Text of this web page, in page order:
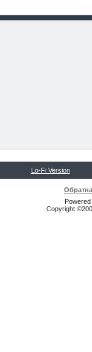
Lo-Fi Version
Copyright